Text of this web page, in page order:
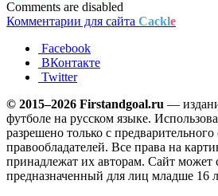
Comments are disabled
Комментарии для сайта Cackle
Facebook
ВКонтакте
Twitter
© 2015–2026 Firstandgoal.ru —
футболе на русском языке.
разрешено только с предварительного
правообладателей. Все права на
принадлежат их авторам. Сайт может
предназначенный для лиц младше 16